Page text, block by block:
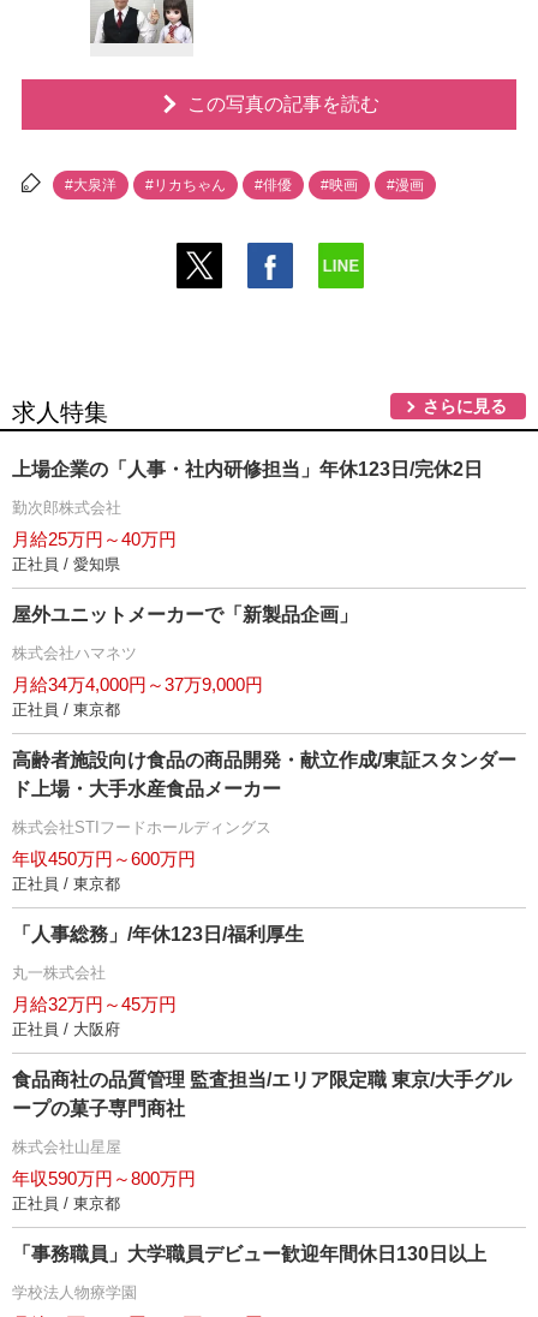
この写真の記事を読む
#大泉洋 #リカちゃん #俳優 #映画 #漫画
求人特集 さらに見る
上場企業の「人事・社内研修担当」年休123日/完休2日
勤次郎株式会社
月給25万円～40万円
正社員 / 愛知県
屋外ユニットメーカーで「新製品企画」
株式会社ハマネツ
月給34万4,000円～37万9,000円
正社員 / 東京都
高齢者施設向け食品の商品開発・献立作成/東証スタンダー
ド上場・大手水産食品メーカー
株式会社STIフードホールディングス
年収450万円～600万円
正社員 / 東京都
「人事総務」/年休123日/福利厚生
丸一株式会社
月給32万円～45万円
正社員 / 大阪府
食品商社の品質管理 監査担当/エリア限定職 東京/大手グル
ープの菓子専門商社
株式会社山星屋
年収590万円～800万円
正社員 / 東京都
「事務職員」大学職員デビュー歓迎年間休日130日以上
学校法人物療学園